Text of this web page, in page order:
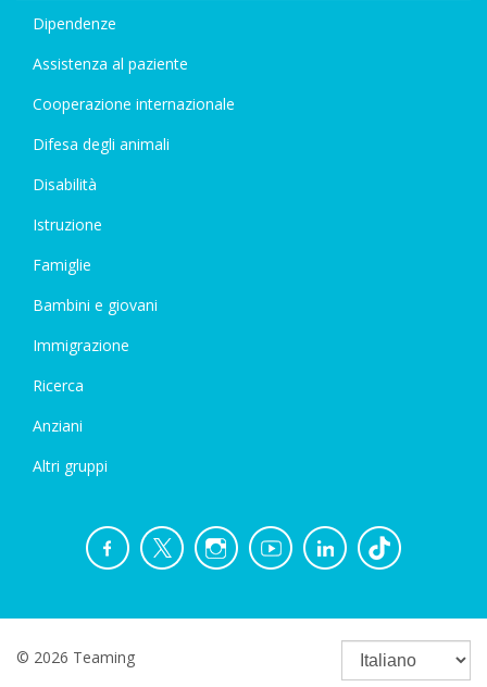
Dipendenze
Assistenza al paziente
Cooperazione internazionale
Difesa degli animali
Disabilità
Istruzione
Famiglie
Bambini e giovani
Immigrazione
Ricerca
Anziani
Altri gruppi
© 2026 Teaming